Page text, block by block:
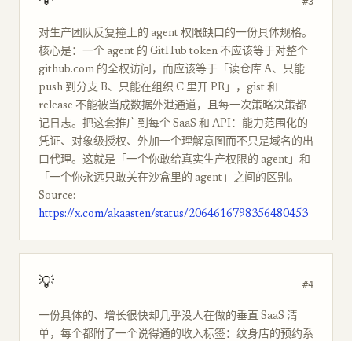
对生产团队反复撞上的 agent 权限缺口的一份具体规格。
核心是：一个 agent 的 GitHub token 不应该等于对整个
github.com 的全权访问，而应该等于「读仓库 A、只能
push 到分支 B、只能在组织 C 里开 PR」，gist 和
release 不能被当成数据外泄通道，且每一次策略决策都
记日志。把这套推广到每个 SaaS 和 API：能力范围化的
凭证、对象级授权、外加一个理解意图而不只是域名的出
口代理。这就是「一个你敢给真实生产权限的 agent」和
「一个你永远只敢关在沙盒里的 agent」之间的区别。
Source:
https://x.com/akaasten/status/2064616798356480453
💡 #4
一份具体的、增长很快却几乎没人在做的垂直 SaaS 清
单，每个都附了一个说得通的收入标签：纹身店的预约系